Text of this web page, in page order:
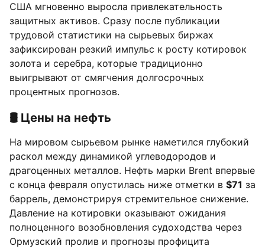
США мгновенно выросла привлекательность
защитных активов. Сразу после публикации
трудовой статистики на сырьевых биржах
зафиксирован резкий импульс к росту котировок
золота и серебра, которые традиционно
выигрывают от смягчения долгосрочных
процентных прогнозов.
🛢️ Цены на нефть
На мировом сырьевом рынке наметился глубокий
раскол между динамикой углеводородов и
драгоценных металлов. Нефть марки Brent впервые
с конца февраля опустилась ниже отметки в $71 за
баррель, демонстрируя стремительное снижение.
Давление на котировки оказывают ожидания
полноценного возобновления судоходства через
Ормузский пролив и прогнозы профицита